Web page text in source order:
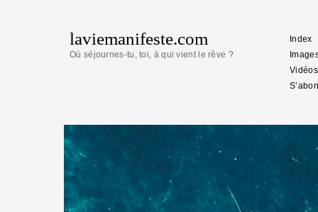
laviemanifeste.com
Où séjournes-tu, toi, à qui vient le rêve ?
Index
Vidéos